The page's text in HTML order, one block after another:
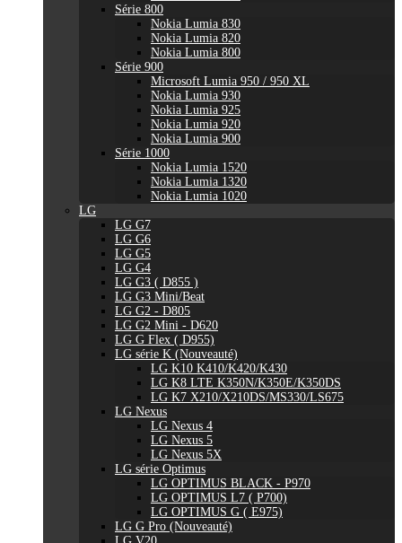
Série 800
Nokia Lumia 830
Nokia Lumia 820
Nokia Lumia 800
Série 900
Microsoft Lumia 950 / 950 XL
Nokia Lumia 930
Nokia Lumia 925
Nokia Lumia 920
Nokia Lumia 900
Série 1000
Nokia Lumia 1520
Nokia Lumia 1320
Nokia Lumia 1020
LG
LG G7
LG G6
LG G5
LG G4
LG G3 ( D855 )
LG G3 Mini/Beat
LG G2 - D805
LG G2 Mini - D620
LG G Flex ( D955)
LG série K (Nouveauté)
LG K10 K410/K420/K430
LG K8 LTE K350N/K350E/K350DS
LG K7 X210/X210DS/MS330/LS675
LG Nexus
LG Nexus 4
LG Nexus 5
LG Nexus 5X
LG série Optimus
LG OPTIMUS BLACK - P970
LG OPTIMUS L7 ( P700)
LG OPTIMUS G ( E975)
LG G Pro (Nouveauté)